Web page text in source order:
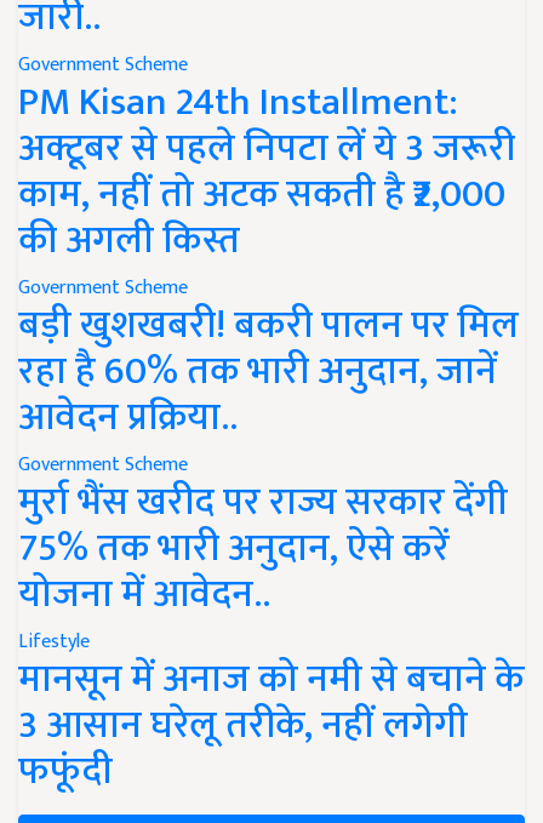
जारी..
Government Scheme
PM Kisan 24th Installment:
अक्टूबर से पहले निपटा लें ये 3 जरूरी
काम, नहीं तो अटक सकती है ₹2,000
की अगली किस्त
Government Scheme
बड़ी खुशखबरी! बकरी पालन पर मिल
रहा है 60% तक भारी अनुदान, जानें
आवेदन प्रक्रिया..
Government Scheme
मुर्रा भैंस खरीद पर राज्य सरकार देंगी
75% तक भारी अनुदान, ऐसे करें
योजना में आवेदन..
Lifestyle
मानसून में अनाज को नमी से बचाने के
3 आसान घरेलू तरीके, नहीं लगेगी
फफूंदी